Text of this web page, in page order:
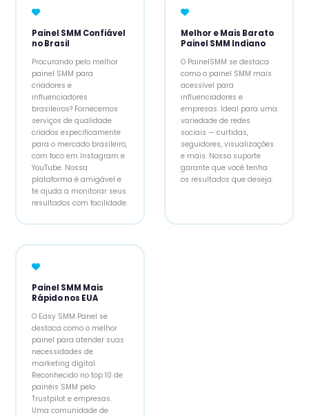
Painel SMM Confiável
no Brasil
Procurando pelo melhor
painel SMM para
criadores e
influenciadores
brasileiros? Fornecemos
serviços de qualidade
criados especificamente
para o mercado brasileiro,
com foco em Instagram e
YouTube. Nossa
plataforma é amigável e
te ajuda a monitorar seus
resultados com facilidade.
Melhor e Mais Barato
Painel SMM Indiano
O PainelSMM se destaca
como o painel SMM mais
acessível para
influenciadores e
empresas. Ideal para uma
variedade de redes
sociais — curtidas,
seguidores, visualizações
e mais. Nosso suporte
garante que você tenha
os resultados que deseja.
Painel SMM Mais
Rápido nos EUA
O Easy SMM Panel se
destaca como o melhor
painel para atender suas
necessidades de
marketing digital.
Reconhecido no top 10 de
painéis SMM pelo
Trustpilot e empresas.
Uma comunidade de